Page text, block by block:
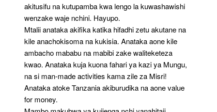
akitusifu na kutupamba kwa lengo la kuwashawishi
wenzake waje nchini. Hayupo.
Mtalii anataka akifika katika hifadhi zetu akutane na
kile anachokisoma na kukisia. Anataka aone kile
ambacho mababu na mabibi zake waliteketeza
kwao. Anataka kuja kuona fahari ya kazi ya Mungu,
na si man-made activities kama zile za Misri!
Anataka atoke Tanzania akiburudika na aone value
for money.